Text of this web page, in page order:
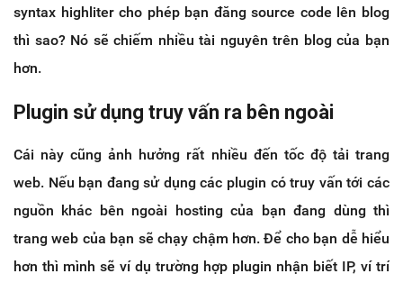
syntax highliter cho phép bạn đăng source code lên blog
thì sao? Nó sẽ chiếm nhiều tài nguyên trên blog của bạn
hơn.
Plugin sử dụng truy vấn ra bên ngoài
Cái này cũng ảnh hưởng rất nhiều đến tốc độ tải trang
web. Nếu bạn đang sử dụng các plugin có truy vấn tới các
nguồn khác bên ngoài hosting của bạn đang dùng thì
trang web của bạn sẽ chạy chậm hơn. Để cho bạn dễ hiểu
hơn thì mình sẽ ví dụ trường hợp plugin nhận biết IP, ví trí